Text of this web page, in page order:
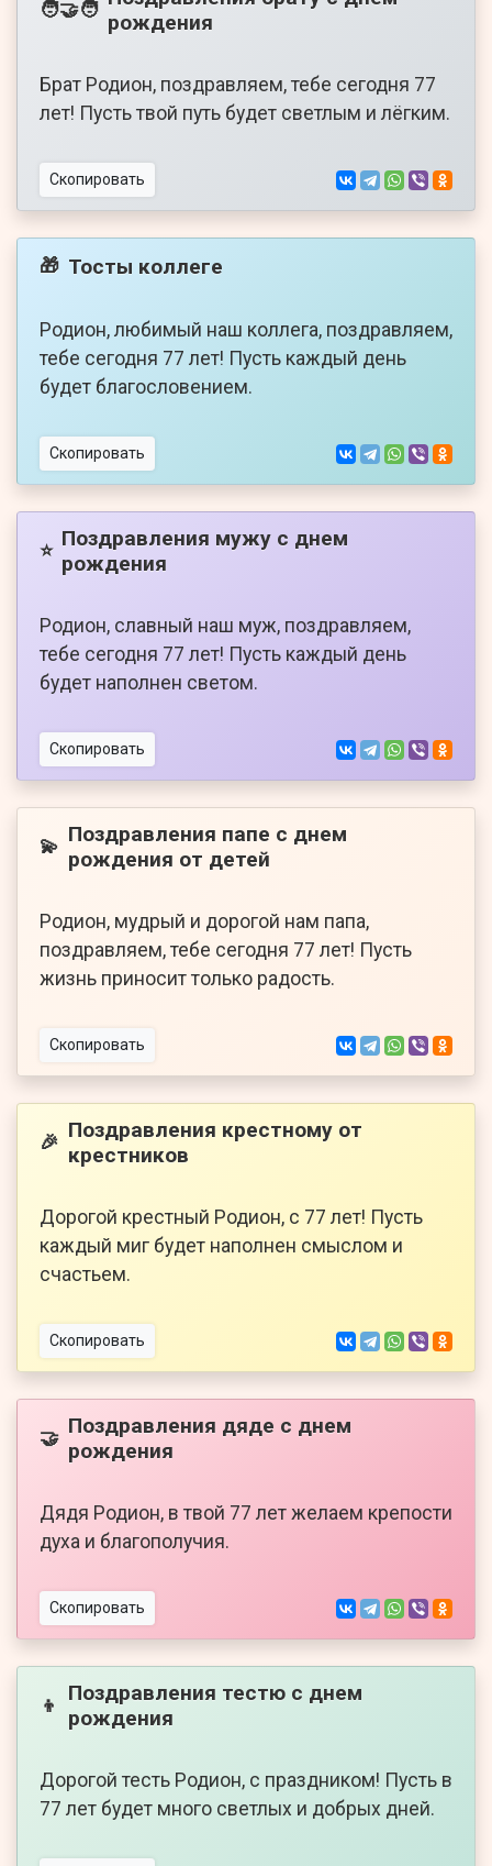
🧑‍🤝‍🧑 рождения
Брат Родион, поздравляем, тебе сегодня 77
лет! Пусть твой путь будет светлым и лёгким.
Скопировать
🎁 Тосты коллеге
Родион, любимый наш коллега, поздравляем,
тебе сегодня 77 лет! Пусть каждый день
будет благословением.
Скопировать
⭐ Поздравления мужу с днем
рождения
Родион, славный наш муж, поздравляем,
тебе сегодня 77 лет! Пусть каждый день
будет наполнен светом.
Скопировать
💫 Поздравления папе с днем
рождения от детей
Родион, мудрый и дорогой нам папа,
поздравляем, тебе сегодня 77 лет! Пусть
жизнь приносит только радость.
Скопировать
🎉 Поздравления крестному от
крестников
Дорогой крестный Родион, с 77 лет! Пусть
каждый миг будет наполнен смыслом и
счастьем.
Скопировать
🤝 Поздравления дяде с днем
рождения
Дядя Родион, в твой 77 лет желаем крепости
духа и благополучия.
Скопировать
👦
Поздравления тестю с днем
рождения
Дорогой тесть Родион, с праздником! Пусть в
77 лет будет много светлых и добрых дней.